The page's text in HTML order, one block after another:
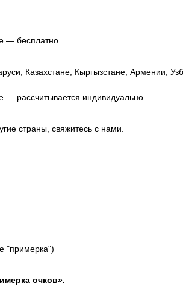
— бесплатно.
Казахстане, Кыргызстане, Армении,
— рассчитывается индивидуально.
страны, свяжитесь с нами.
"примерка")
очков».